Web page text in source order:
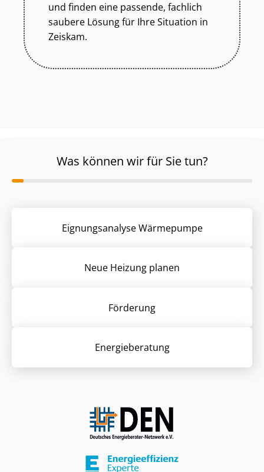
und finden eine passende, fachlich
saubere Lösung für Ihre Situation in
Zeiskam.
Was können wir für Sie tun?
Eignungsanalyse Wärmepumpe
Neue Heizung planen
Förderung
Energieberatung